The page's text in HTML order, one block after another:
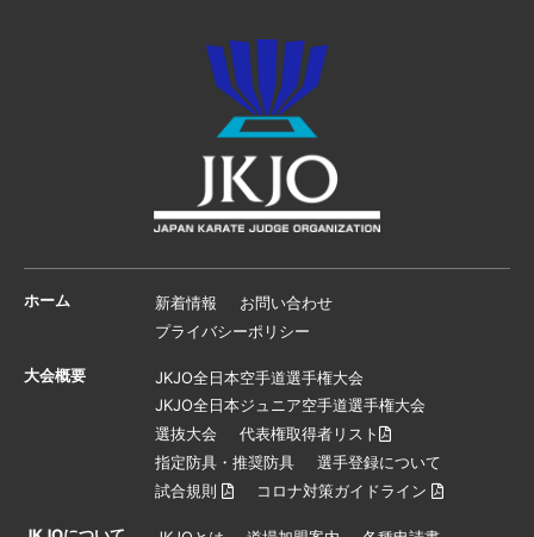
ホーム 新着情報
お問い合わせ
プライバシーポリシー
大会概要
JKJO全日本空手道選手権大会
JKJO全日本ジュニア空手道選手権大会
選抜大会
代表権取得者リスト
指定防具・推奨防具
選手登録について
試合規則
コロナ対策ガイドライン